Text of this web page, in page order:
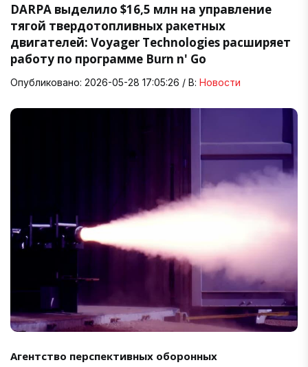
DARPA выделило $16,5 млн на управление
тягой твердотопливных ракетных
двигателей: Voyager Technologies расширяет
работу по программе Burn n' Go
Опубликовано: 2026-05-28 17:05:26 / В: Новости
Агентство перспективных оборонных